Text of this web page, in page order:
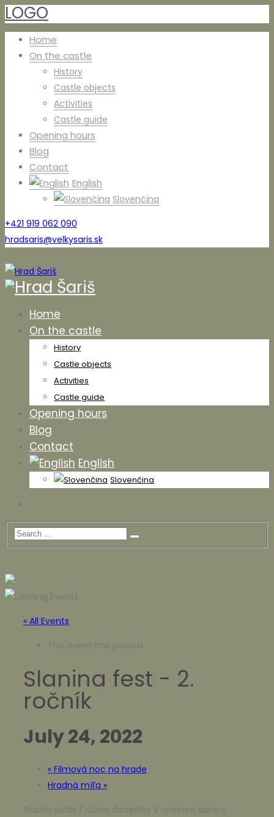
LOGO
Home
On the castle
History
Castle objects
Activities
Castle guide
Opening hours
Blog
Contact
English
Slovenčina
+421 919 062 090
hradsaris@velkysaris.sk
Home
On the castle
History
Castle objects
Activities
Castle guide
Opening hours
Blog
Contact
English
Slovenčina
« All Events
Slanina fest - 2.
ročník
July 24, 2022
« Filmová noc na hrade
Hradná míľa »